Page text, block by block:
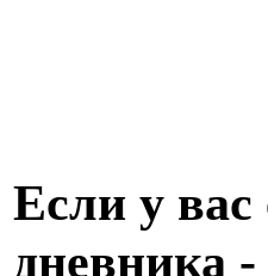
Если у
дневника -